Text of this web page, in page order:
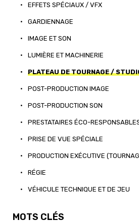
• EFFETS SPÉCIAUX / VFX
• GARDIENNAGE
• IMAGE ET SON
• LUMIÈRE ET MACHINERIE
• PLATEAU DE TOURNAGE /
• POST-PRODUCTION IMAGE
• POST-PRODUCTION SON
• PRESTATAIRES ÉCO-
• PRISE DE VUE SPÉCIALE
• PRODUCTION EXÉCUTIVE
• RÉGIE
• VÉHICULE TECHNIQUE ET DE JEU
MOTS CLÉS